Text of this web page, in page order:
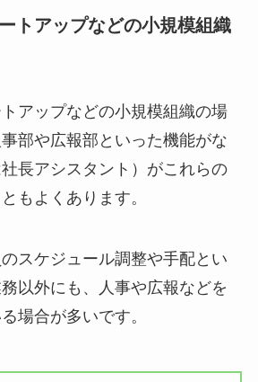
トアップなどの小規模組織
アップなどの小規模組織の場
部や広報部といった機能がな
長アシスタント）がこれらの
もよくあります。
スケジュール調整や手配とい
以外にも、人事や広報などを
場合が多いです。